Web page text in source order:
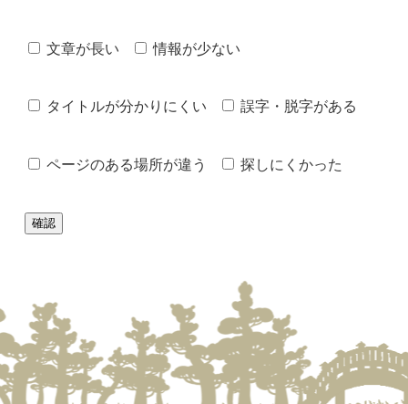
文章が長い 情報が少ない
タイトルが分かりにくい 誤字・脱字がある
ページのある場所が違う 探しにくかった